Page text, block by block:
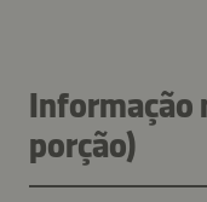
Informação
porção)